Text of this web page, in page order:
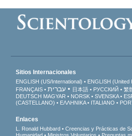
Sitios Internacionales
ENGLISH (US/International) ENGLISH (United
FRANÇAIS
עברית 日本語 РУССКИЙ 繁
DEUTSCH MAGYAR NORSK SVENSKA
(CASTELLANO)
ΕΛΛΗΝΙΚA ITALIANO
Enlaces
L. Ronald Hubbard Creencias y Prácticas de